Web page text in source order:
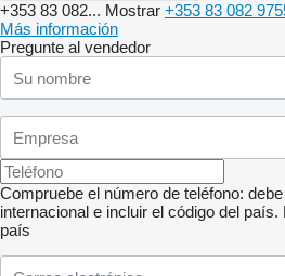
+353 83 082... Mostrar +353 83 082
Más información
Pregunte al vendedor
Compruebe el número de teléfono:
internacional e incluir el código del país.
país